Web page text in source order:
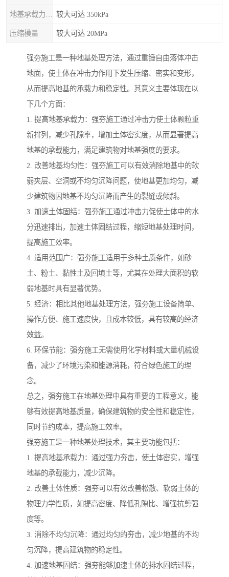
较大可达 350kPa
压缩模量 较大可达 20MPa
强夯施工是一种地基处理方法，通过重锤自由落体冲击
地面，使土体在冲击力作用下发生压缩、密实和变形，
从而提高地基的承载力和稳定性。其意义主要体现在以
下几个方面：
1. 提高地基承载力：强夯施工通过冲击力使土体颗粒重
新排列，减少孔隙率，增加土体密实度，从而显著提高
地基的承载能力，满足建筑物对地基强度的要求。
2. 改善地基均匀性：强夯施工可以有效消除地基中的软
弱夹层、空洞或不均匀沉降问题，使地基更加均匀，减
少建筑物因地基不均匀沉降而产生的裂缝或倾斜。
3. 加速土体固结：强夯施工通过冲击力促使土体中的水
分迅速排出，加速土体固结过程，缩短地基处理时间，
提高施工效率。
4. 适用范围广：强夯施工适用于多种土质条件，如砂
土、粉土、黏性土及回填土等，尤其在处理大面积的软
弱地基时具有显著优势。
5. 经济：相比其他地基处理方法，强夯施工设备简单、
操作方便、施工速度快，且成本较低，具有较高的经济
效益。
6. 环保节能：强夯施工无需使用化学材料或大量机械设
备，减少了环境污染和能源消耗，符合绿色施工的理
念。
总之，强夯施工在地基处理中具有重要的工程意义，能
够有效提高地基质量，确保建筑物的安全性和稳定性，
同时节约成本，提高施工效率。
强夯施工是一种地基处理技术，其主要功能包括：
1. 提高地基承载力：通过强力夯击，使土体密实，增强
地基的承载能力，减少沉降。
2. 改善土体性质：强夯可以有效改善松散、软弱土体的
物理力学性质，如提高密度、降低孔隙比、增强抗剪强
度等。
3. 消除不均匀沉降：通过均匀的夯击，减少地基的不均
匀沉降，提高建筑物的稳定性。
4. 加速地基固结：强夯能够加速土体的排水固结过程，